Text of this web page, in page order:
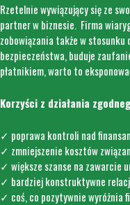
Rzetelnie wywiązujący się ze
partner w biznesie. Firma
zobowiązania także w
bezpieczeństwa, buduje
płatnikiem, warto to
Korzyści z działania
✓ poprawa kontroli nad
✓ zmniejszenie kosztów
✓ większe szanse na zawarcie
✓ bardziej konstruktywne
✓ coś, co pozytywnie wyróżnia